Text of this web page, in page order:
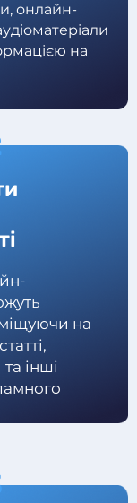
онлайн-
на
на
інші